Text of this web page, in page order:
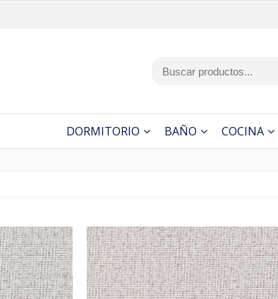
DORMITORIO BAÑO COCINA